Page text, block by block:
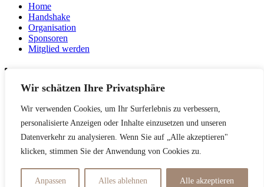
Wir schätzen Ihre Privatsphäre
Wir verwenden Cookies, um Ihr Surferlebnis zu verbessern,
personalisierte Anzeigen oder Inhalte einzusetzen und unseren
Datenverkehr zu analysieren. Wenn Sie auf „Alle akzeptieren"
klicken, stimmen Sie der Anwendung von Cookies zu.
Anpassen Alles ablehnen Alle akzeptieren
Home
Handshake
Organisation
Sponsoren
Mitglied werden
News
Netzwerk
Kontakt
Datenschutzerklärung